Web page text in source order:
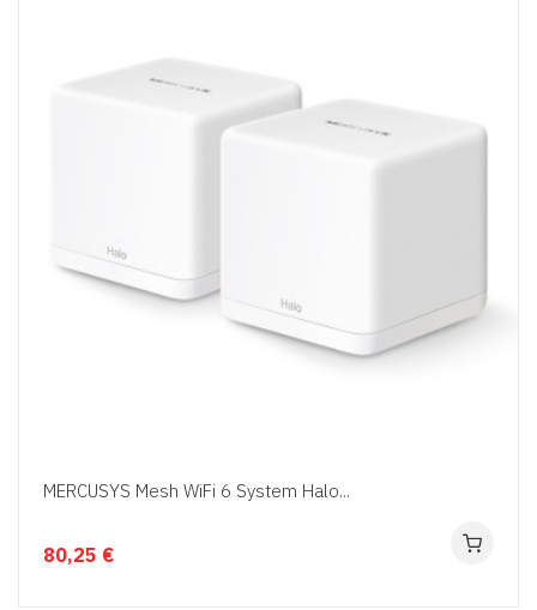
MERCUSYS Mesh WiFi 6 System Halo...
80,25 €